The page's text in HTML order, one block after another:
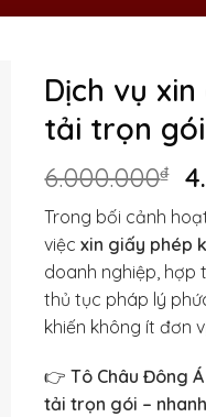
Dịch vụ
tải trọn
6.000.000₫
Trong bối cảnh
việcxin giấy phép
doanh nghiệp,
thủ tục pháp lý
khiến không ít đơn
👉Tô Châu Đông Á
tải trọn gói –